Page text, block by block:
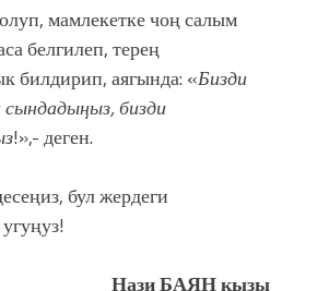
мамлекетке чоң салым
белгилеп, терең
билдирип, аягында: «Бизди
бизди
!»,- деген.
бул жердеги
Нази БАЯН кызы